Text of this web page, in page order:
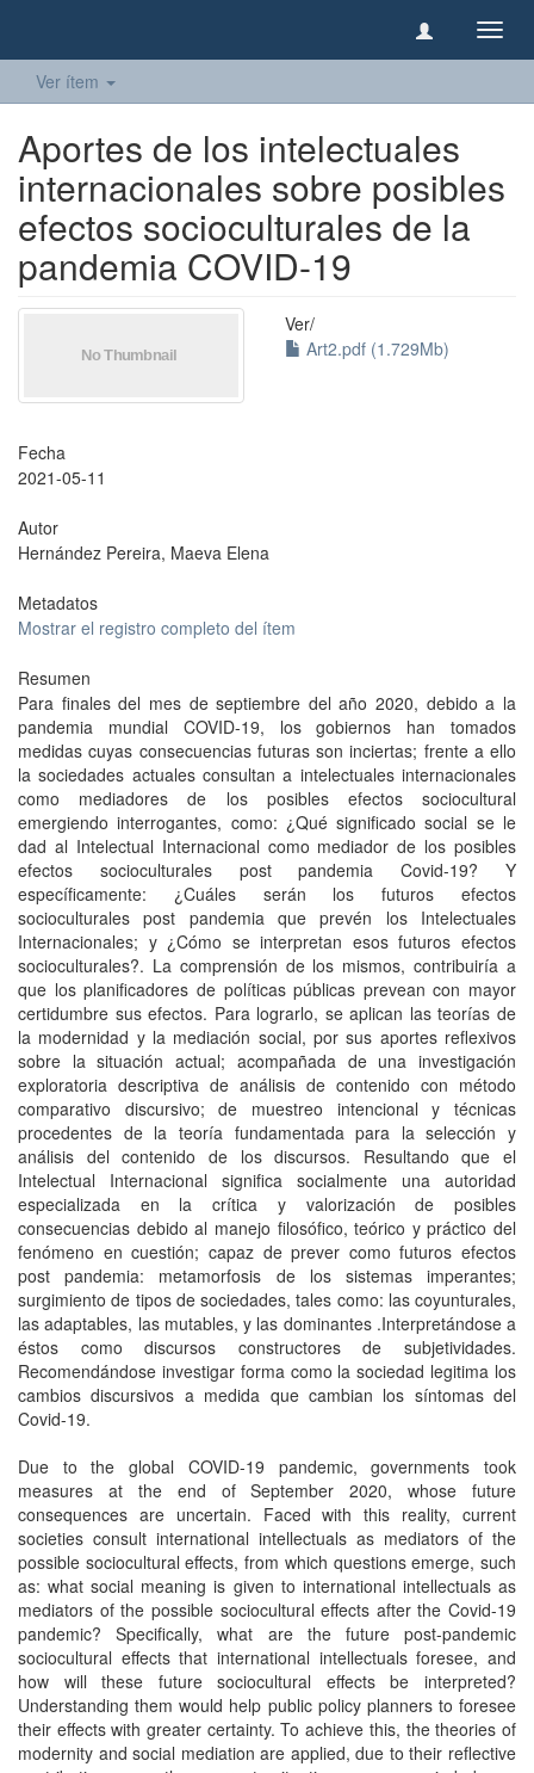
Ver ítem
Aportes de los intelectuales
internacionales sobre posibles
efectos socioculturales de la
pandemia COVID-19
Ver/
Art2.pdf (1.729Mb)
Fecha
2021-05-11
Autor
Hernández Pereira, Maeva Elena
Metadatos
Mostrar el registro completo del ítem
Resumen
Para finales del mes de septiembre del año 2020, debido a la
pandemia mundial COVID-19, los gobiernos han tomados
medidas cuyas consecuencias futuras son inciertas; frente a ello
la sociedades actuales consultan a intelectuales internacionales
como mediadores de los posibles efectos sociocultural
emergiendo interrogantes, como: ¿Qué significado social se le
dad al Intelectual Internacional como mediador de los posibles
efectos socioculturales post pandemia Covid-19? Y
específicamente: ¿Cuáles serán los futuros efectos
socioculturales post pandemia que prevén los Intelectuales
Internacionales; y ¿Cómo se interpretan esos futuros efectos
socioculturales?. La comprensión de los mismos, contribuiría a
que los planificadores de políticas públicas prevean con mayor
certidumbre sus efectos. Para lograrlo, se aplican las teorías de
la modernidad y la mediación social, por sus aportes reflexivos
sobre la situación actual; acompañada de una investigación
exploratoria descriptiva de análisis de contenido con método
comparativo discursivo; de muestreo intencional y técnicas
procedentes de la teoría fundamentada para la selección y
análisis del contenido de los discursos. Resultando que el
Intelectual Internacional significa socialmente una autoridad
especializada en la crítica y valorización de posibles
consecuencias debido al manejo filosófico, teórico y práctico del
fenómeno en cuestión; capaz de prever como futuros efectos
post pandemia: metamorfosis de los sistemas imperantes;
surgimiento de tipos de sociedades, tales como: las coyunturales,
las adaptables, las mutables, y las dominantes .Interpretándose a
éstos como discursos constructores de subjetividades.
Recomendándose investigar forma como la sociedad legitima los
cambios discursivos a medida que cambian los síntomas del
Covid-19.
Due to the global COVID-19 pandemic, governments took
measures at the end of September 2020, whose future
consequences are uncertain. Faced with this reality, current
societies consult international intellectuals as mediators of the
possible sociocultural effects, from which questions emerge, such
as: what social meaning is given to international intellectuals as
mediators of the possible sociocultural effects after the Covid-19
pandemic? Specifically, what are the future post-pandemic
sociocultural effects that international intellectuals foresee, and
how will these future sociocultural effects be interpreted?
Understanding them would help public policy planners to foresee
their effects with greater certainty. To achieve this, the theories of
modernity and social mediation are applied, due to their reflective